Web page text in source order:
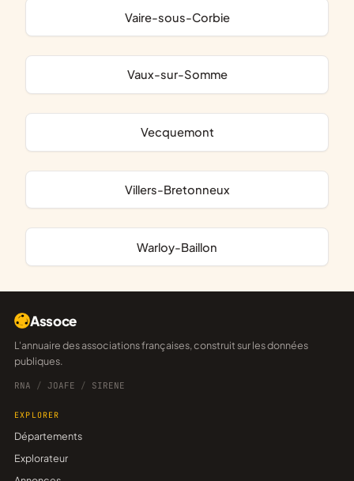
Vaire-sous-Corbie
Vaux-sur-Somme
Vecquemont
Villers-Bretonneux
Warloy-Baillon
Assoce
L'annuaire des associations françaises, construit sur les données
publiques.
RNA / JOAFE / SIRENE
EXPLORER
Départements
Explorateur